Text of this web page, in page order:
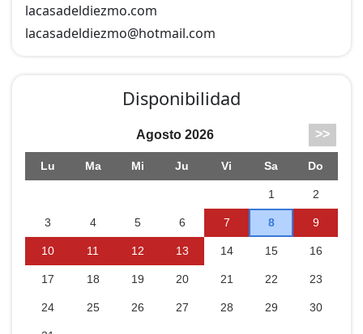
niños.
lacasadeldiezmo.com
lacasadeldiezmo@hotmail.com
Disponibilidad